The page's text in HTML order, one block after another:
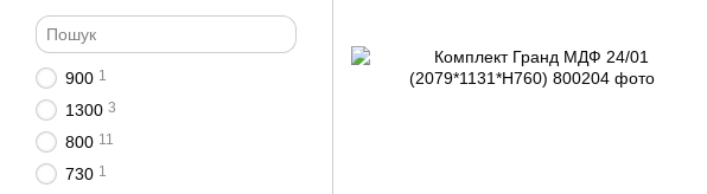
900 1
1300 3
800 11
730 1